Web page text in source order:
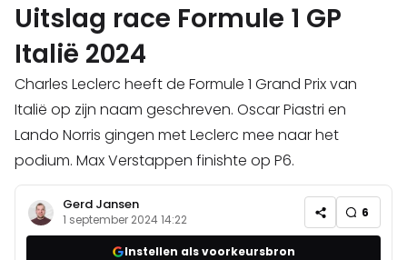
Uitslag race Formule 1 GP
Italië 2024
Charles Leclerc heeft de Formule 1 Grand Prix van
Italië op zijn naam geschreven. Oscar Piastri en
Lando Norris gingen met Leclerc mee naar het
podium. Max Verstappen finishte op P6.
Gerd Jansen
1 september 2024 14:22 6
Instellen als voorkeursbron